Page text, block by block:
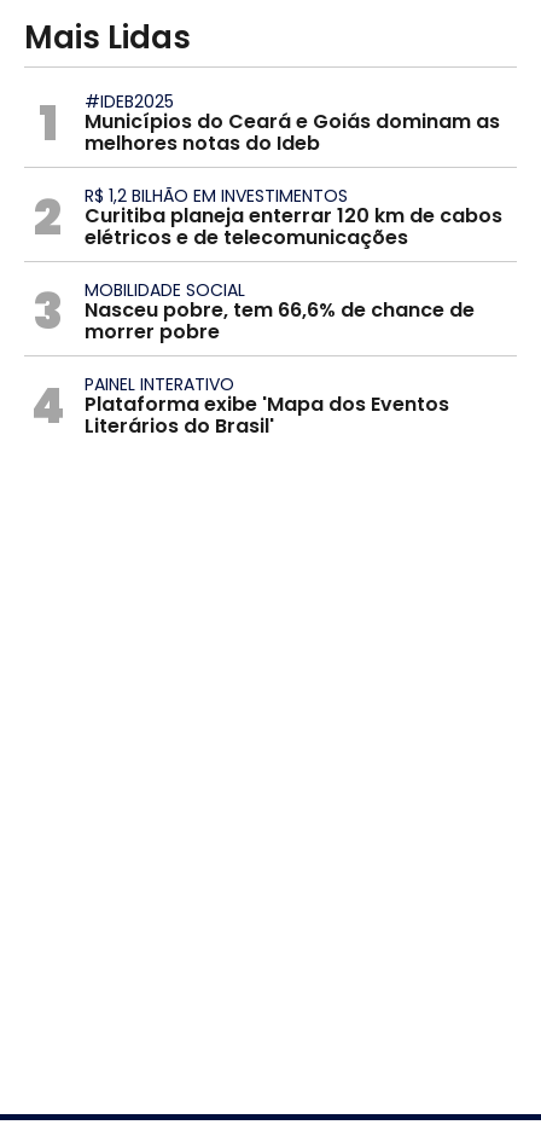
Mais Lidas
1 #IDEB2025
Municípios do Ceará e Goiás dominam as
melhores notas do Ideb
2 R$ 1,2 BILHÃO EM INVESTIMENTOS
Curitiba planeja enterrar 120 km de cabos
elétricos e de telecomunicações
3 MOBILIDADE SOCIAL
Nasceu pobre, tem 66,6% de chance de
morrer pobre
4 PAINEL INTERATIVO
Plataforma exibe 'Mapa dos Eventos
Literários do Brasil'